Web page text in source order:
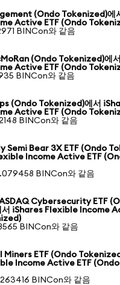
(Ondo Tokenized)에
Active ETF (Ondo
BINCon와 같음
(Ondo Tokenized)에
Active ETF (Ondo
BINCon와 같음
(Ondo Tokenized)에서
Active ETF (Ondo
BINCon와 같음
Semi Bear 3X ETF (Ondo
Income Active ETF
BINCon와 같음
Cybersecurity ETF
iShares Flexible Income
BINCon와 같음
ETF (Ondo
Income Active ETF (Ondo
BINCon와 같음